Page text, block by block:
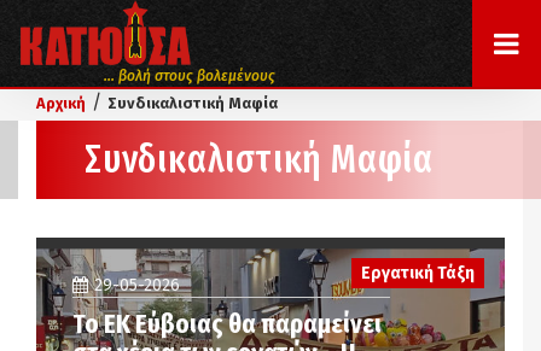
... βολή στους βολεμένους
Αρχική / Συνδικαλιστική Μαφία
Συνδικαλιστική Μαφία
Εργατική Τάξη
29-05-2026
Το ΕK Εύβοιας θα παραμείνει